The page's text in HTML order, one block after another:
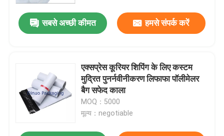
सबसे अच्छी कीमत हमसे संपर्क करें
एक्सप्रेस कूरियर शिपिंग के लिए कस्टम
मुद्रित पुनर्नवीनीकरण लिफाफा पॉलीमेलर
बैग सफेद काला
MOQ：5000
मूल्य：negotiable